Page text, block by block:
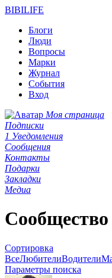
BIBILIFE
Блоги
Люди
Вопросы
Марки
Журнал
События
Вход
Моя страница
Подписки
1 Уведомления
Сообщения
Контакты
Подарки
Закладки
Медиа
Сообщество
Сортировка
ВсеЛюбителиВодители
Параметры поиска